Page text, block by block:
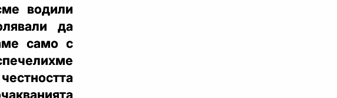
водили
да
само с